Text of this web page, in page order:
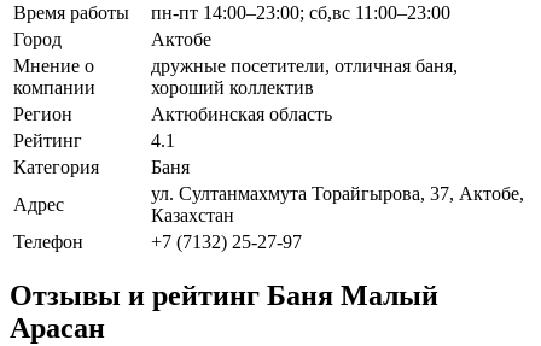
Время работы
пн-пт 14:00–23:00; сб,вс 11:00–23:00
Город
Актобе
Мнение о
компании
дружные посетители, отличная баня,
хороший коллектив
Регион
Актюбинская область
Рейтинг
4.1
Категория
Баня
Адрес
ул. Султанмахмута Торайгырова, 37, Актобе,
Казахстан
Телефон
+7 (7132) 25-27-97
Отзывы и рейтинг Баня Малый
Арасан